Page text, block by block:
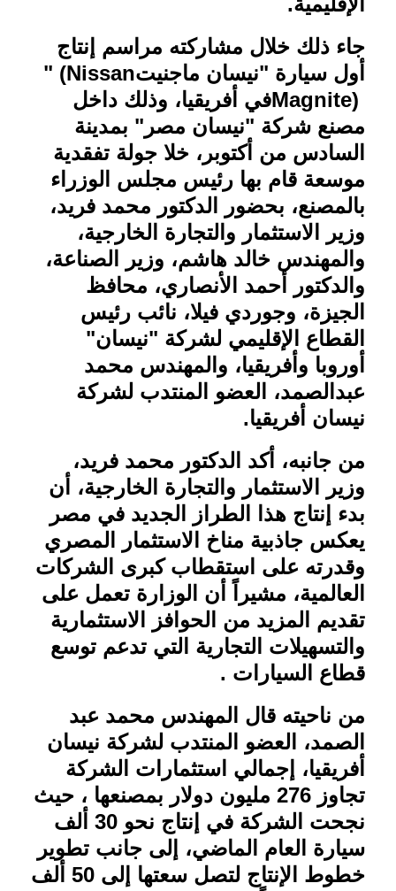
جاء ذلك خلال مشاركته مراسم إنتاج
أول سيارة "نيسان ماجنيت" (Nissan
Magnite)في أفريقيا، وذلك داخل
مصنع شركة "نيسان مصر" بمدينة
السادس من أكتوبر، خلا جولة تفقدية
موسعة قام بها رئيس مجلس الوزراء
بالمصنع، بحضور الدكتور محمد فريد،
وزير الاستثمار والتجارة الخارجية،
والمهندس خالد هاشم، وزير الصناعة،
والدكتور أحمد الأنصاري، محافظ
الجيزة، وجوردي فيلا، نائب رئيس
القطاع الإقليمي لشركة "نيسان"
أوروبا وأفريقيا، والمهندس محمد
عبدالصمد، العضو المنتدب لشركة
نيسان أفريقيا.
من جانبه، أكد الدكتور محمد فريد،
وزير الاستثمار والتجارة الخارجية، أن
بدء إنتاج هذا الطراز الجديد في مصر
يعكس جاذبية مناخ الاستثمار المصري
وقدرته على استقطاب كبرى الشركات
العالمية، مشيراً أن الوزارة تعمل على
تقديم المزيد من الحوافز الاستثمارية
والتسهيلات التجارية التي تدعم توسع
قطاع السيارات .
من ناحيته قال المهندس محمد عبد
الصمد، العضو المنتدب لشركة نيسان
أفريقيا، إجمالي استثمارات الشركة
تجاوز 276 مليون دولار بمصنعها ، حيث
نجحت الشركة في إنتاج نحو 30 ألف
سيارة العام الماضي، إلى جانب تطوير
خطوط الإنتاج لتصل سعتها إلى 50 ألف